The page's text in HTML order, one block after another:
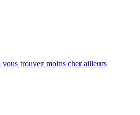
trouvez moins cher ailleurs